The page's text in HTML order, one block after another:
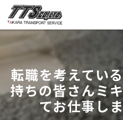
転職を考えてい
持ちの皆さんミ
てお仕事し